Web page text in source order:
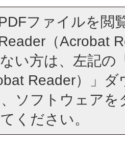
ファイルを閲
（Acrobat
い方は、左記の
Reader）」
ソフトウェア
ください。